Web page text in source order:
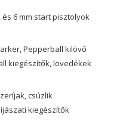
és 6 mm start pisztolyok
Pepperball kilövő
kiegészítők, lövedékek
csúzlik
kiegészítők